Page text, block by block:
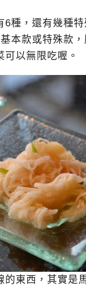
6種，還有幾種特
本款或特殊款
以無限吃喔。
的東西，其實是